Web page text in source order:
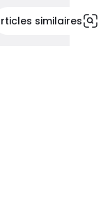
similaires